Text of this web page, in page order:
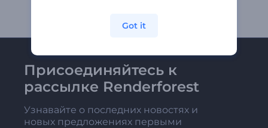
Присоединяйтесь к
рассылке Renderforest
Узнавайте о последних новостях и
новых предложениях первыми
Got it